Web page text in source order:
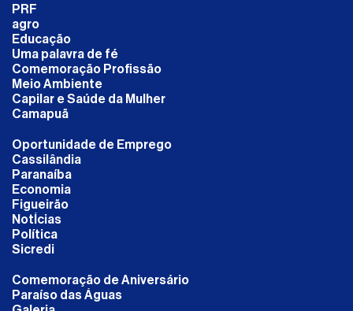
PRF
agro
Educação
Uma palavra de fé
Comemoração Profissão
Meio Ambiente
Capilar e Saúde da Mulher
Camapuã
Oportunidade de Emprego
Cassilândia
Paranaíba
Economia
Figueirão
NotÍcias
Política
Sicredi
Comemoração de Aniversário
Paraíso das Águas